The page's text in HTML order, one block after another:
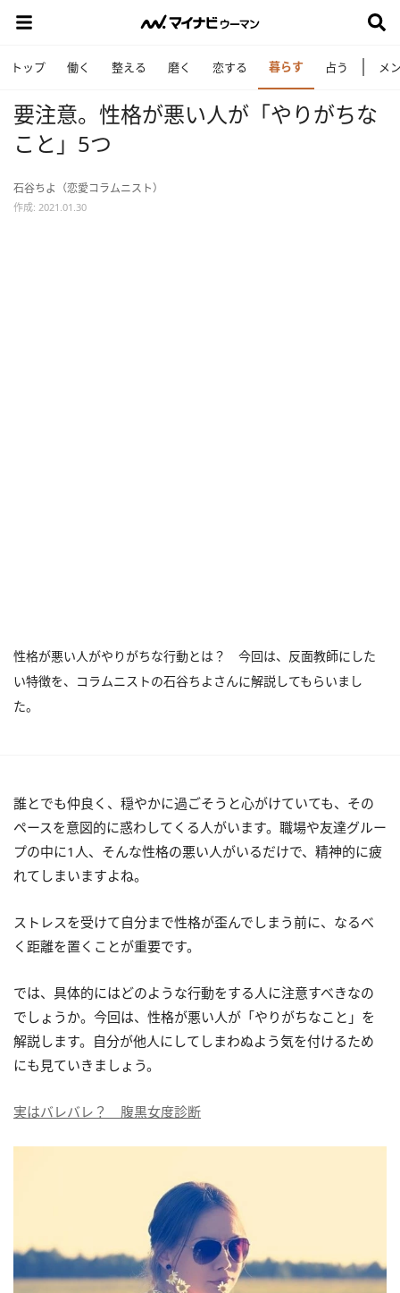
トップ 働く 整える 磨く 恋する 暮らす 占う メ
要注意。性格が悪い人が「やりがちな
こと」5つ
石谷ちよ（恋愛コラムニスト）
作成: 2021.01.30
性格が悪い人がやりがちな行動とは？ 今回は、反面教師にした
い特徴を、コラムニストの石谷ちよさんに解説してもらいまし
た。
誰とでも仲良く、穏やかに過ごそうと心がけていても、その
ペースを意図的に惑わしてくる人がいます。職場や友達グルー
プの中に1人、そんな性格の悪い人がいるだけで、精神的に疲
れてしまいますよね。
ストレスを受けて自分まで性格が歪んでしまう前に、なるべ
く距離を置くことが重要です。
では、具体的にはどのような行動をする人に注意すべきなの
でしょうか。今回は、性格が悪い人が「やりがちなこと」を
解説します。自分が他人にしてしまわぬよう気を付けるため
にも見ていきましょう。
実はバレバレ？ 腹黒女度診断